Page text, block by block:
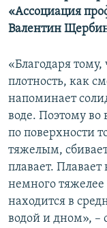
«Ассоциация
Валентин
«Благодаря
плотность, как
напоминает
воде. Поэтому во
по поверхности
тяжелым,
плавает.
немного тяжелее
находится в
водой и дном», –